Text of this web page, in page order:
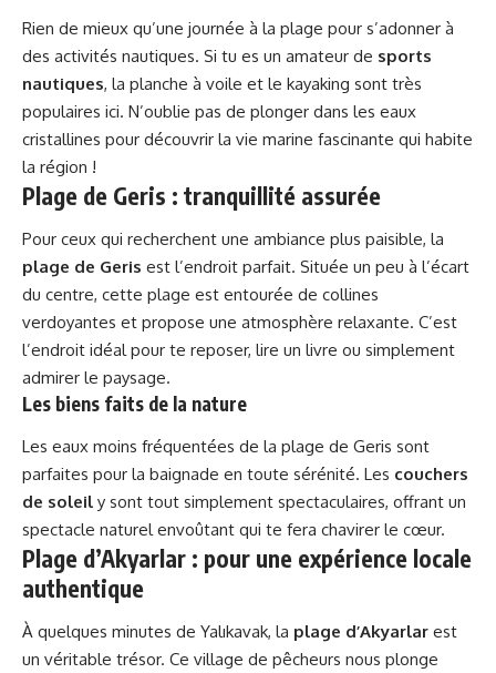
Rien de mieux qu’une journée à la plage pour s’adonner à
des activités nautiques. Si tu es un amateur de sports
nautiques, la planche à voile et le kayaking sont très
populaires ici. N’oublie pas de plonger dans les eaux
cristallines pour découvrir la vie marine fascinante qui habite
la région !
Plage de Geris : tranquillité assurée
Pour ceux qui recherchent une ambiance plus paisible, la
plage de Geris est l’endroit parfait. Située un peu à l’écart
du centre, cette plage est entourée de collines
verdoyantes et propose une atmosphère relaxante. C’est
l’endroit idéal pour te reposer, lire un livre ou simplement
admirer le paysage.
Les biens faits de la nature
Les eaux moins fréquentées de la plage de Geris sont
parfaites pour la baignade en toute sérénité. Les couchers
de soleil y sont tout simplement spectaculaires, offrant un
spectacle naturel envoûtant qui te fera chavirer le cœur.
Plage d’Akyarlar : pour une expérience locale
authentique
À quelques minutes de Yalıkavak, la plage d’Akyarlar est
un véritable trésor. Ce village de pêcheurs nous plonge